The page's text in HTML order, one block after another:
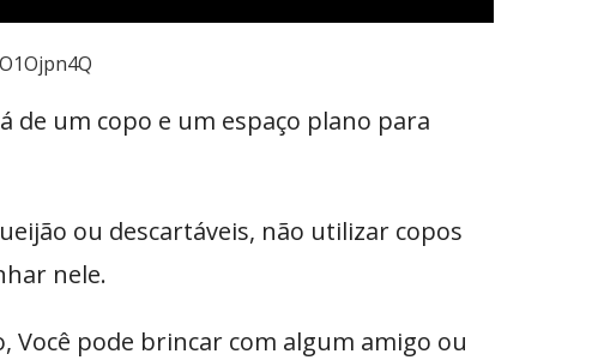
de um copo e um espaço plano para
ou descartáveis, não utilizar copos
nele.
pode brincar com algum amigo ou